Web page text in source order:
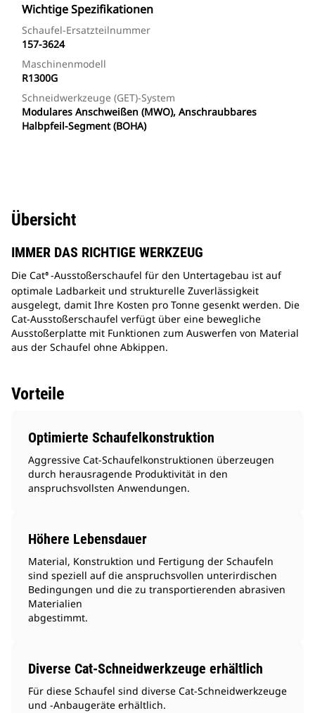
Wichtige Spezifikationen
Schaufel-Ersatzteilnummer
157-3624
Maschinenmodell
R1300G
Schneidwerkzeuge (GET)-System
Modulares Anschweißen (MWO), Anschraubbares
Halbpfeil-Segment (BOHA)
Übersicht
IMMER DAS RICHTIGE WERKZEUG
Die Cat® -Ausstoßerschaufel für den Untertagebau ist auf
optimale Ladbarkeit und strukturelle Zuverlässigkeit
ausgelegt, damit Ihre Kosten pro Tonne gesenkt werden. Die
Cat-Ausstoßerschaufel verfügt über eine bewegliche
Ausstoßerplatte mit Funktionen zum Auswerfen von Material
aus der Schaufel ohne Abkippen.
Vorteile
Optimierte Schaufelkonstruktion
Aggressive Cat-Schaufelkonstruktionen überzeugen
durch herausragende Produktivität in den
anspruchsvollsten Anwendungen.
Höhere Lebensdauer
Material, Konstruktion und Fertigung der Schaufeln
sind speziell auf die anspruchsvollen unterirdischen
Bedingungen und die zu transportierenden abrasiven
Materialien
abgestimmt.
Diverse Cat-Schneidwerkzeuge erhältlich
Für diese Schaufel sind diverse Cat-Schneidwerkzeuge
und -Anbaugeräte erhältlich.